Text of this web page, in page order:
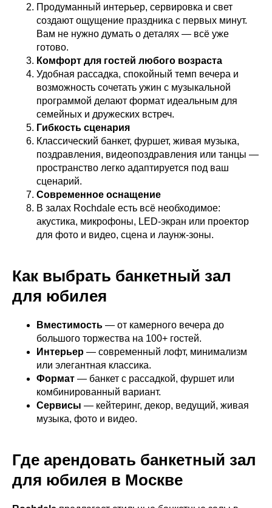
Продуманный интерьер, сервировка и свет
создают ощущение праздника с первых минут.
Вам не нужно думать о деталях — всё уже
готово.
Комфорт для гостей любого возраста
Удобная рассадка, спокойный темп вечера и
возможность сочетать ужин с музыкальной
программой делают формат идеальным для
семейных и дружеских встреч.
Гибкость сценария
Классический банкет, фуршет, живая музыка,
поздравления, видеопоздравления или танцы —
пространство легко адаптируется под ваш
сценарий.
Современное оснащение
В залах Rochdale есть всё необходимое:
акустика, микрофоны, LED-экран или проектор
для фото и видео, сцена и лаунж-зоны.
Как выбрать банкетный зал
для юбилея
Вместимость — от камерного вечера до
большого торжества на 100+ гостей.
Интерьер — современный лофт, минимализм
или элегантная классика.
Формат — банкет с рассадкой, фуршет или
комбинированный вариант.
Сервисы — кейтеринг, декор, ведущий, живая
музыка, фото и видео.
Где арендовать банкетный зал
для юбилея в Москве